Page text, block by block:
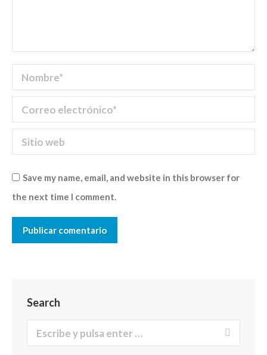
Nombre *
Correo electrónico *
Sitio web
Save my name, email, and website in this browser for
the next time I comment.
Publicar comentario
Search
Buscar: